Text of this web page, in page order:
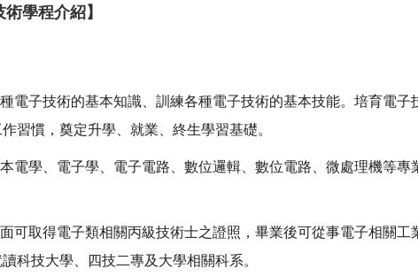
學程介紹】
電子技術的基本知識、訓練各種電子技術的基本技能。培育電
習慣，奠定升學、就業、終生學習基礎。
電學、電子學、電子電路、數位邏輯、數位電路、微處理機等
可取得電子類相關丙級技術士之證照，畢業後可從事電子相關
科技大學、四技二專及大學相關科系。